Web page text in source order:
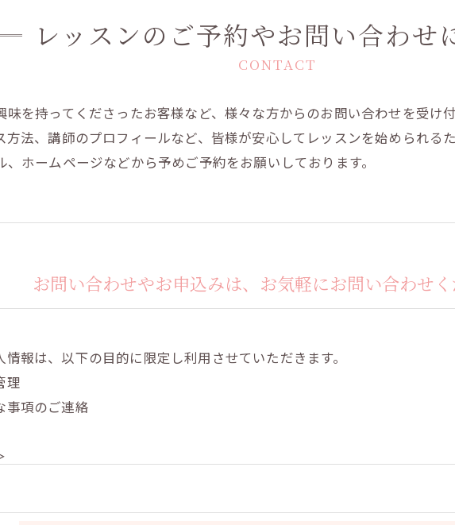
レッスンのご予約やお問い合わせ
CONTACT
を持ってくださったお客様など、様々な方からのお問い合わせを受け
法、講師のプロフィールなど、皆様が安心してレッスンを始められる
ホームページなどから予めご予約をお願いしております。
お問い合わせやお申込みは、お気軽にお問い合わせく
報は、以下の目的に限定し利用させていただきます。
理
事項のご連絡